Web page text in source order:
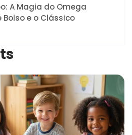
A Magia do Omega
Bolso e o Clássico